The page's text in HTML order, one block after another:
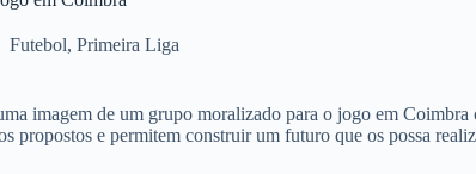
Futebol,Primeira Liga
imagem de um grupo moralizado para o jogo em
propostos e permitem construir um futuro que os possa